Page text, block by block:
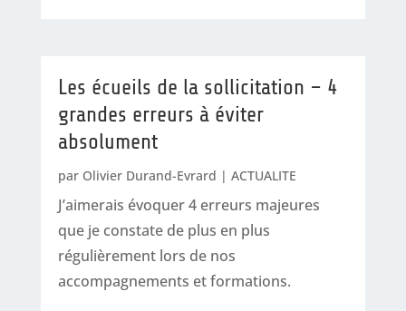
Les écueils de la sollicitation – 4
grandes erreurs à éviter
absolument
par Olivier Durand-Evrard | ACTUALITE
J’aimerais évoquer 4 erreurs majeures
que je constate de plus en plus
régulièrement lors de nos
accompagnements et formations.